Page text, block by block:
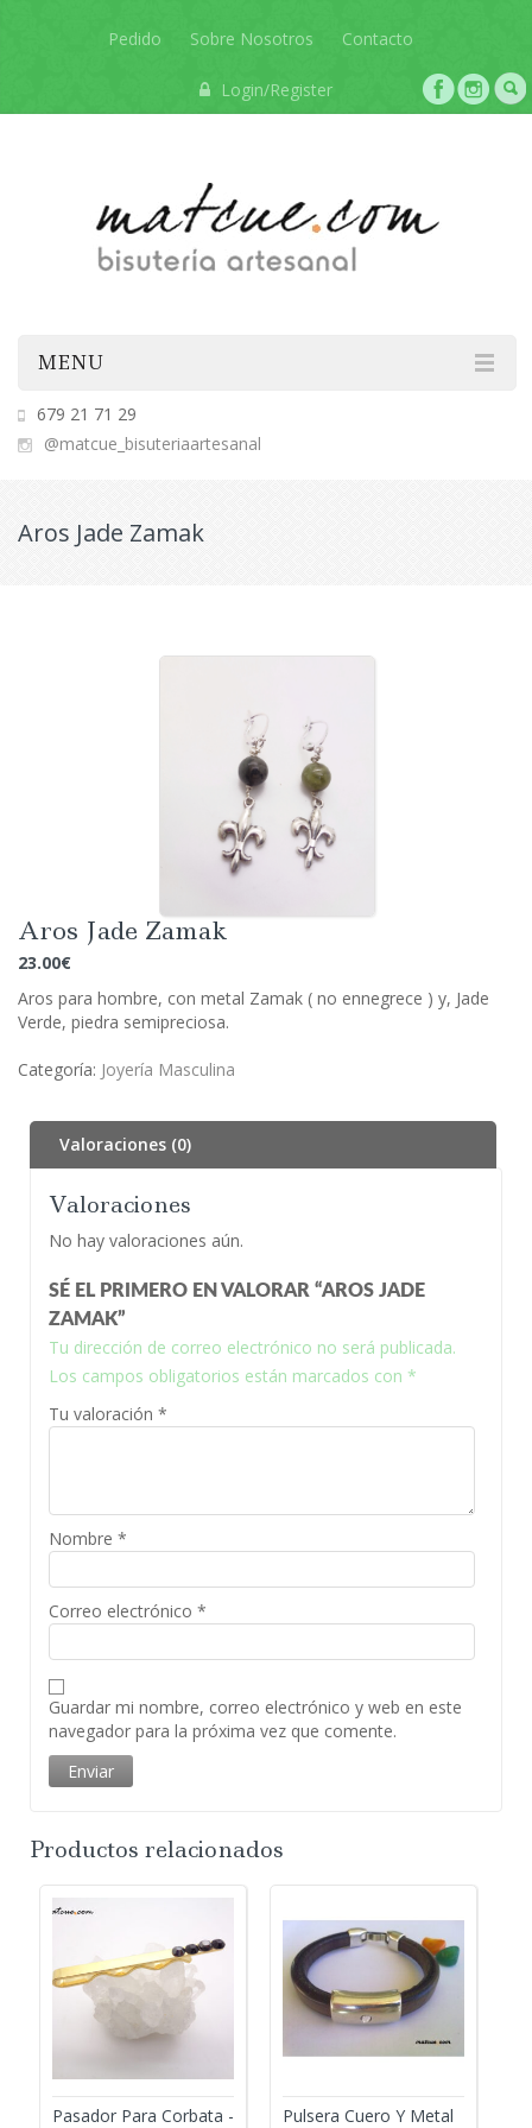
Pedido Sobre Nosotros Contacto
Login/Register
MENU
679 21 71 29
@matcue_bisuteriaartesanal
Aros Jade Zamak
Aros Jade Zamak
23.00€
Aros para hombre, con metal Zamak ( no ennegrece ) y, Jade
Verde, piedra semipreciosa.
Categoría: Joyería Masculina
Valoraciones (0)
Valoraciones
No hay valoraciones aún.
SÉ EL PRIMERO EN VALORAR “AROS JADE
ZAMAK”
Tu dirección de correo electrónico no será publicada.
Los campos obligatorios están marcados con *
Tu valoración *
Nombre *
Correo electrónico *
Guardar mi nombre, correo electrónico y web en este
navegador para la próxima vez que comente.
Productos relacionados
Pasador Para Corbata - Pulsera Cuero Y Metal